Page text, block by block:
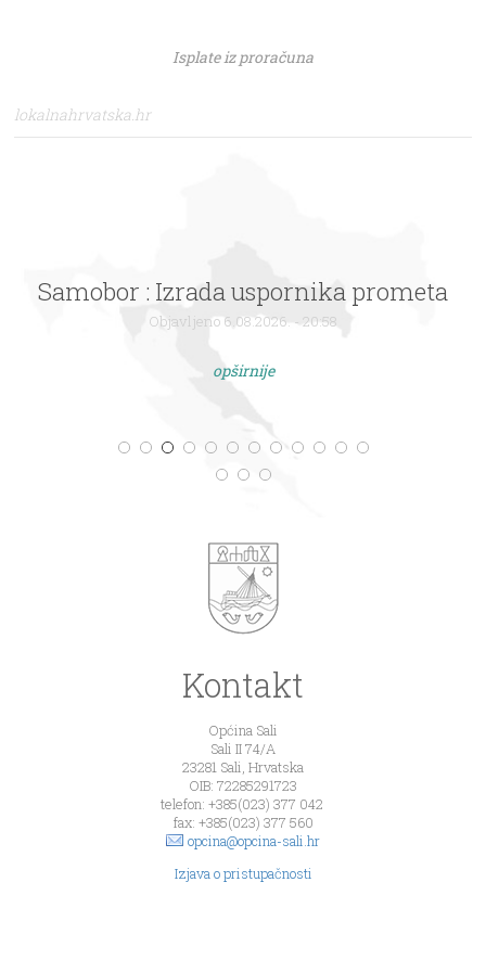
Isplate iz proračuna
lokalnahrvatska.hr
Samobor : Izrada uspornika prometa
Objavljeno 6.08.2026. - 20:58
opširnije
Kontakt
Općina Sali
Sali II 74/A
23281 Sali, Hrvatska
OIB: 72285291723
telefon: +385(023) 377 042
fax: +385(023) 377 560
opcina@opcina-sali.hr
Izjava o pristupačnosti